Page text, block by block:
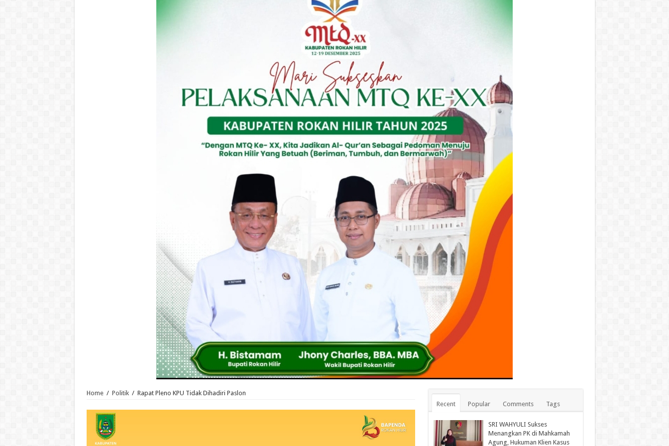
Home / Politik / Rapat Pleno KPU Tidak Dihadiri Paslon
Recent
Popular Comments Tags
SRI WAHYULI Sukses
Menangkan PK di Mahkamah
Agung, Hukuman Klien Kasus